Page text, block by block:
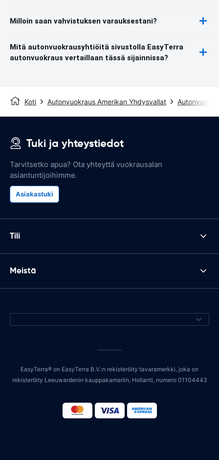
Milloin saan vahvistuksen varauksestani?
Mitä autonvuokrausyhtiöitä sivustolla EasyTerra
autonvuokraus vertaillaan tässä sijainnissa?
Koti Autonvuokraus Amerikan Yhdysvallat
Tuki ja yhteystiedot
Tarvitsetko apua? Ota yhteyttä vuokrausalan
asiantuntijoihimme.
Asiakastuki
Tili
Meistä
EasyTerra® on EasyTerra B.V.:n rekisteröity tavaramerkki, joka on
rekisteröity Leeuwardenin kauppakamariin, Hollanti, numero 01104443